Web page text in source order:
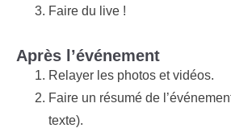
Faire du live !
Après l’événement
Relayer les photos et vidéos.
Faire un résumé de
texte).